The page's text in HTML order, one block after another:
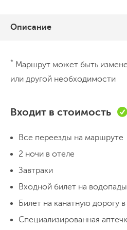
Описание
Мостар
в сторонуБоснии
старые
на Адриатику,
черепичными
Неретваи
ставший символом
Днем здесь
вечером, когда
* Маршрут может быть
или другой необходимости
Входит в стоимость
Все переезды на маршруте
2 ночи в отеле
Завтраки
Входной билет на
Билет на канатную дорогу
Специализированная